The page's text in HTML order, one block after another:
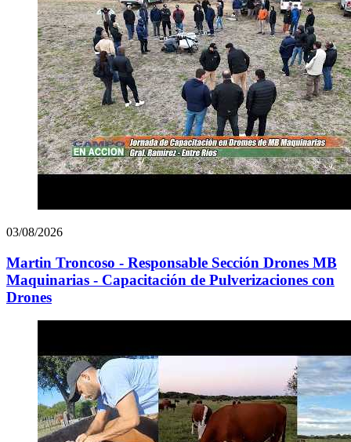
03/08/2026
Martin Troncoso - Responsable Sección Drones MB
Maquinarias - Capacitación de Pulverizaciones con
Drones